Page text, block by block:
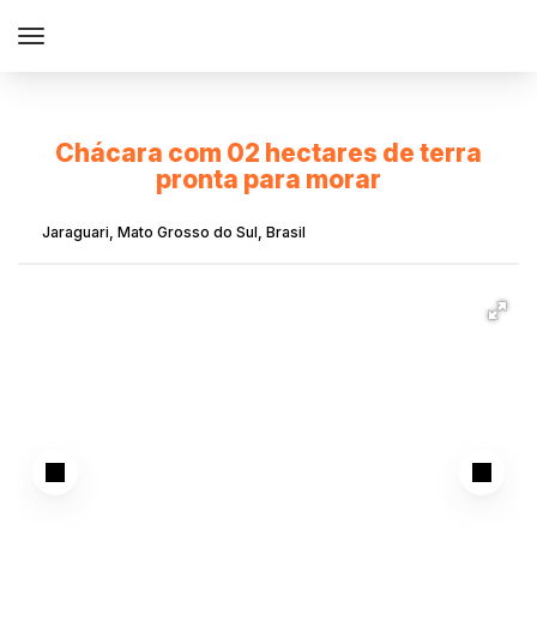
Chácara com 02 hectares de terra
pronta para morar
Jaraguari, Mato Grosso do Sul, Brasil